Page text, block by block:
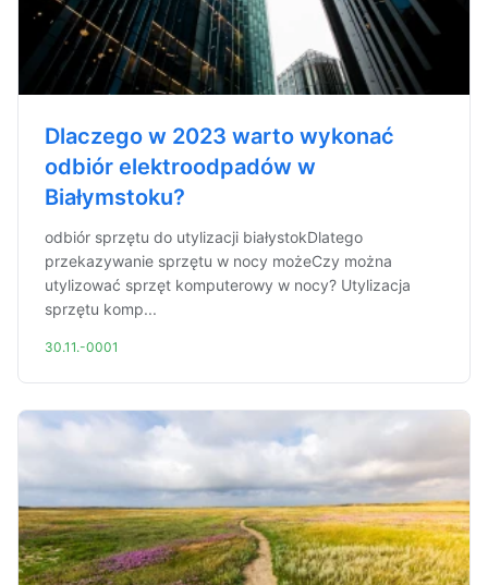
Dlaczego w 2023 warto wykonać
odbiór elektroodpadów w
Białymstoku?
odbiór sprzętu do utylizacji białystokDlatego
przekazywanie sprzętu w nocy możeCzy można
utylizować sprzęt komputerowy w nocy? Utylizacja
sprzętu komp...
30.11.-0001